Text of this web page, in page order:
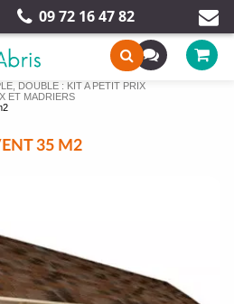
09 72 16 47 82
DOUBLE : KIT A PETIT PRIX
ET MADRIERS
35 M2